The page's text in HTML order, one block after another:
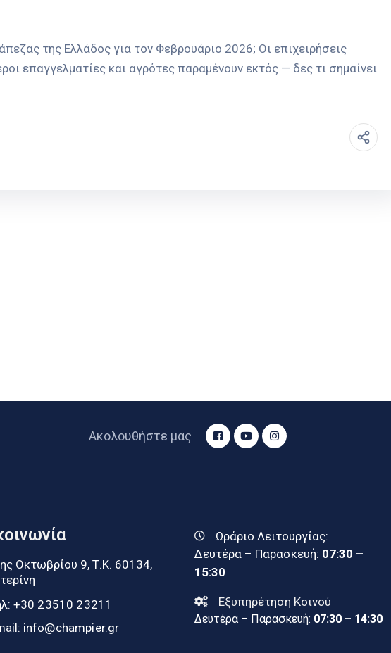
της Ελλάδος για τον Φεβρουάριο 2026; Οι επιχειρήσεις
επαγγελματίες και αγρότες παραμένουν εκτός — δες τι σημαίνει
Ακολουθήστε μας
Οκτωβρίου 9, Τ.Κ. 60134,
+30 23510 23211
info@champier.gr
Ωράριο Λειτουργίας:
Δευτέρα – Παρασκευή: 07:30 –
15:30
Εξυπηρέτηση Κοινού
Δευτέρα – Παρασκευή: 07:30 – 14:30